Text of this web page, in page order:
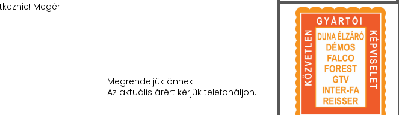
Megéri!
Megrendeljük önnek!
Az aktuális árért kérjük telefonáljon.